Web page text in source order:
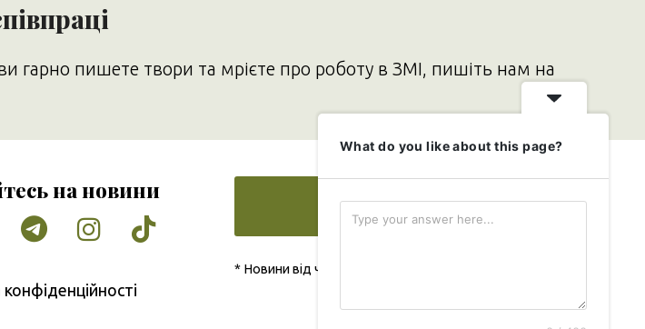
гарно пишете твори та мрієте про роботу в ЗМІ, пишіть нам на
на новини
TumblrInstagram
Tiktok
Додати свою новину
* Новини від читача публікуються безкоштовно
What do you like about this page?